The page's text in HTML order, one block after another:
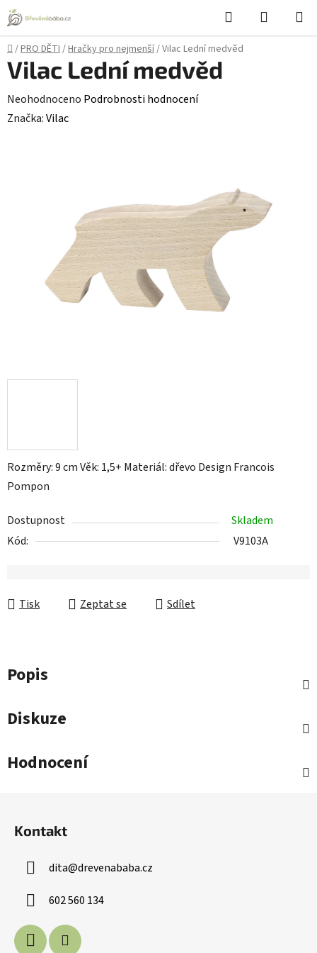
Přejít
na
obsah
Hledat
KOŠÍK
Domů
/PRO DĚTI/Hračky pro nejmenší/Vilac Lední medvěd
Rozměry: 9 cm Věk: 1,5+ Materiál: dřevo Design Francois
Pompon
Dostupnost
Skladem
Kód:
V9103A
Tisk Zeptat se Sdílet
Vilac Lední medvěd
Průměrné
hodnocení
Neohodnoceno Podrobnosti hodnocení
Značka:Vilac
Popis
Diskuze
Hodnocení
Kontakt
dita@drevenababa.cz
602 560 134